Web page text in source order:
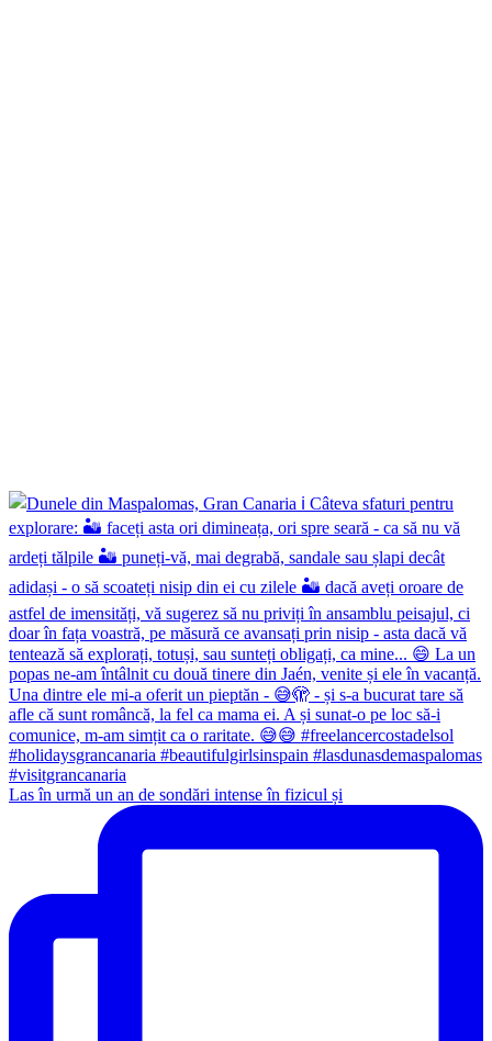
Las în urmă un an de sondări intense în fizicul și